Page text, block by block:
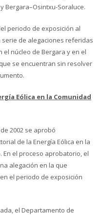
Bergara–Osintxu-Soraluce.
periodo de exposición al
de alegaciones referidas
núcleo de Bergara y en el
se encuentran sin resolver
Eólica en la Comunidad
2002 se aprobó
de la Energía Eólica en la
En el proceso aprobatorio, el
alegación en la que
el periodo de exposición
el Departamento de